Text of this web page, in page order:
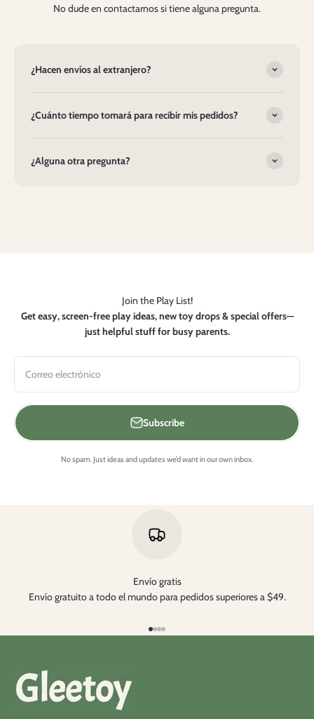
No dude en contactarnos si tiene alguna pregunta.
¿Hacen envíos al extranjero?
¿Cuánto tiempo tomará para recibir mis pedidos?
¿Alguna otra pregunta?
Join the Play List!
Get easy, screen-free play ideas, new toy drops & special offers—
just helpful stuff for busy parents.
Correo electrónico
Subscribe
No spam. Just ideas and updates we’d want in our own inbox.
Envío gratis
Envío gratuito a todo el mundo para pedidos superiores a $49.
Ir al artículo 1
Ir al artículo 2
Ir al artículo 3
Ir al artículo 4